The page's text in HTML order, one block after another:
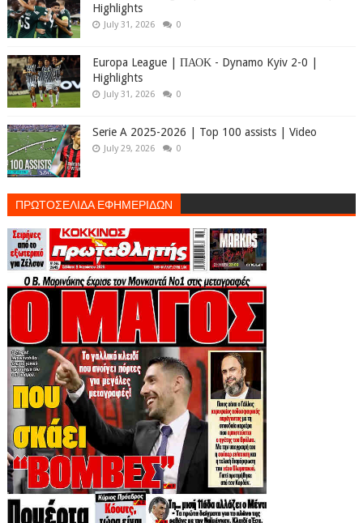
Highlights
July 31, 2026 0
Europa League | ΠΑΟΚ - Dynamo Kyiv 2-0 |
Highlights
July 31, 2026 0
Serie A 2025-2026 | Top 100 assists | Video
July 29, 2026 0
ΠΡΩΤΟΣΕΛΙΔΑ ΕΦΗΜΕΡΙΔΩΝ